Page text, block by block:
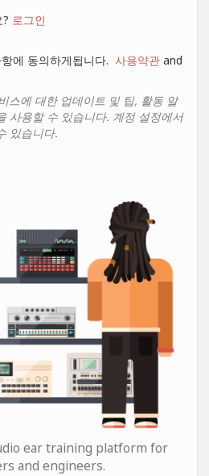
로그인
에 동의하게됩니다. 사용약관 and
스에 대한 업데이트 및 팁, 활동 알
사용할 수 있습니다. 계정 설정에서
있습니다.
ear training platform for
and engineers.